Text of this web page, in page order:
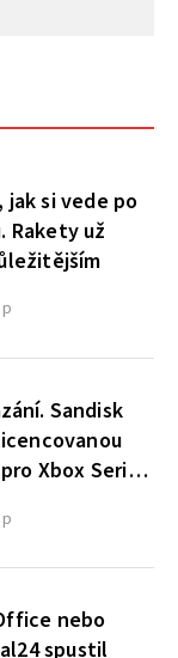
jak si vede po
Rakety už
Sandisk
Xbox Series
nebo
spustil